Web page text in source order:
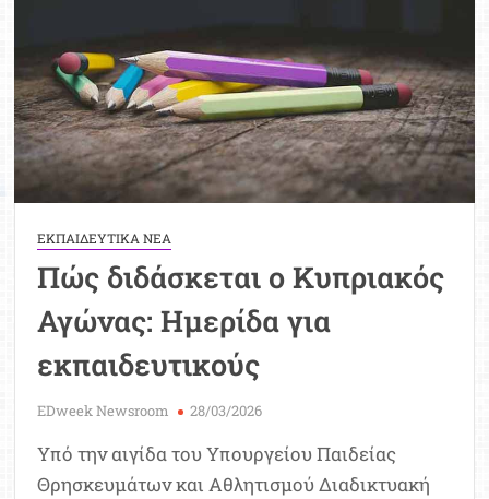
των
Κυπρίων
ΕΚΠΑΙΔΕΥΤΙΚΑ ΝΕΑ
Πώς διδάσκεται ο Κυπριακός
Αγώνας: Ημερίδα για
εκπαιδευτικούς
EDweek Newsroom 28/03/2026
Υπό την αιγίδα του Υπουργείου Παιδείας
Θρησκευμάτων και Αθλητισμού Διαδικτυακή